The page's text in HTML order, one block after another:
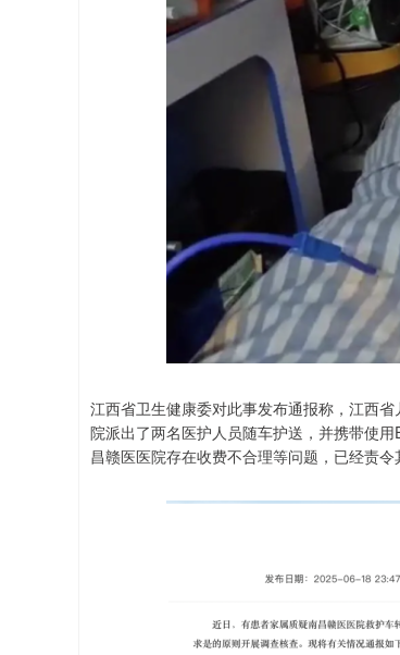
江西省卫生健康委对此事发布通报称，江西
院派出了两名医护人员随车护送，并携带使
昌赣医医院存在收费不合理等问题，已经责